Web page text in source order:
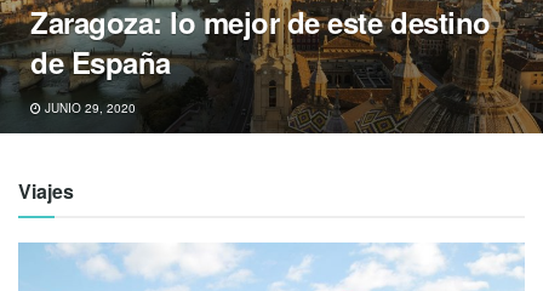
Zaragoza: lo mejor de este destino
de España
JUNIO 29, 2020
Viajes